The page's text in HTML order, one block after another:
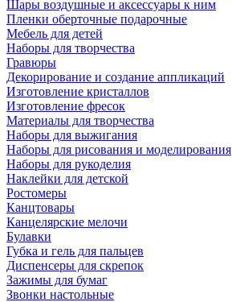
Шары воздушные и аксессуары к ним
Пленки оберточные подарочные
Мебель для детей
Наборы для творчества
Гравюры
Декорирование и создание аппликаций
Изготовление кристаллов
Изготовление фресок
Материалы для творчества
Наборы для выжигания
Наборы для рисования и моделирования
Наборы для рукоделия
Наклейки для детской
Ростомеры
Канцтовары
Канцелярские мелочи
Булавки
Губка и гель для пальцев
Диспенсеры для скрепок
Зажимы для бумаг
Звонки настольные